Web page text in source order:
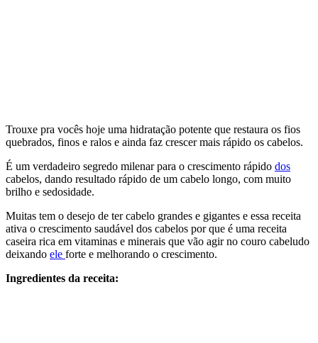
Trouxe pra vocês hoje uma hidratação potente que restaura os fios
quebrados, finos e ralos e ainda faz crescer mais rápido os cabelos.
É um verdadeiro segredo milenar para o crescimento rápido dos
cabelos, dando resultado rápido de um cabelo longo, com muito
brilho e sedosidade.
Muitas tem o desejo de ter cabelo grandes e gigantes e essa receita
ativa o crescimento saudável dos cabelos por que é uma receita
caseira rica em vitaminas e minerais que vão agir no couro cabeludo
deixando ele forte e melhorando o crescimento.
Ingredientes da receita: